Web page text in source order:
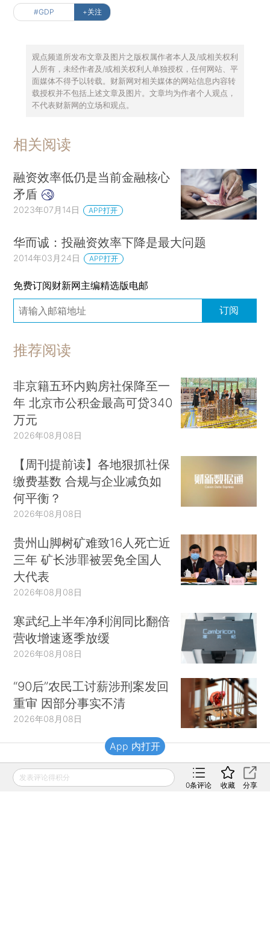
#GDP +关注
观点频道所发布文章及图片之版权属作者本人及/或相关权利
人所有，未经作者及/或相关权利人单独授权，任何网站、平
面媒体不得予以转载。财新网对相关媒体的网站信息内容转
载授权并不包括上述文章及图片。文章均为作者个人观点，
不代表财新网的立场和观点。
相关阅读
融资效率低仍是当前金融核心
矛盾
2023年07月14日 APP打开
华而诚：投融资效率下降是最大问题
2014年03月24日 APP打开
免费订阅财新网主编精选版电邮
订阅
推荐阅读
非京籍五环内购房社保降至一
年 北京市公积金最高可贷340
万元
2026年08月08日
【周刊提前读】各地狠抓社保
缴费基数 合规与企业减负如
何平衡？
2026年08月08日
贵州山脚树矿难致16人死亡近
三年 矿长涉罪被罢免全国人
大代表
2026年08月08日
寒武纪上半年净利润同比翻倍
营收增速逐季放缓
2026年08月08日
“90后”农民工讨薪涉刑案发回
重审 因部分事实不清
2026年08月08日
财新移动
发表评论得积分
0条评论 收藏 分享
App 内打开